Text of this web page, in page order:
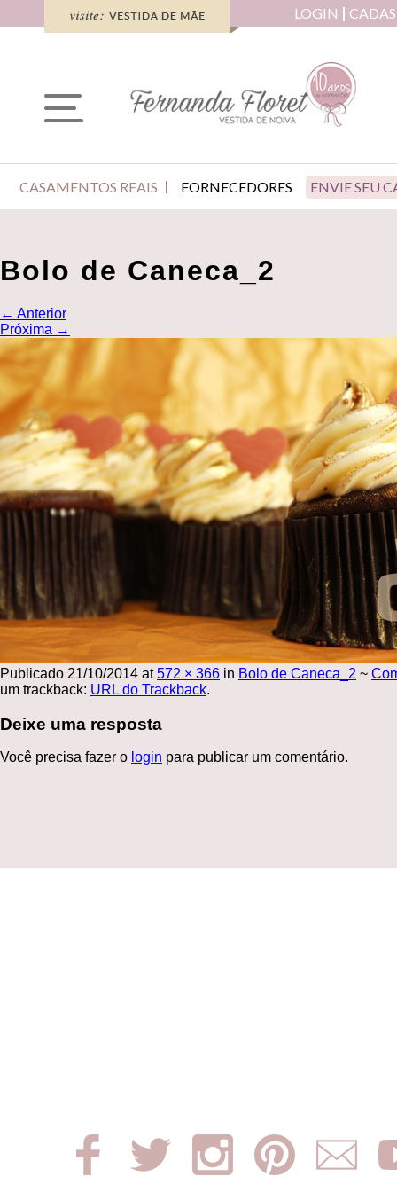
LOGIN
CASAMENTOS REAIS FORNECEDORES ENVIE SEU
Bolo de Caneca_2
← Anterior
Próxima →
Publicado 21/10/2014 at572 × 366 in Bolo de Caneca_2 ~
um trackback: URL do Trackback.
Deixe uma resposta
Você precisa fazer o login para publicar um comentário.